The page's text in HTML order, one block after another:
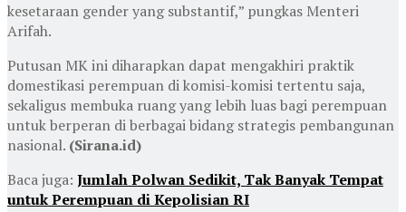
kesetaraan gender yang substantif,” pungkas Menteri
Arifah.
Putusan MK ini diharapkan dapat mengakhiri praktik
domestikasi perempuan di komisi-komisi tertentu saja,
sekaligus membuka ruang yang lebih luas bagi perempuan
untuk berperan di berbagai bidang strategis pembangunan
nasional. (Sirana.id)
Baca juga: Jumlah Polwan Sedikit, Tak Banyak Tempat
untuk Perempuan di Kepolisian RI